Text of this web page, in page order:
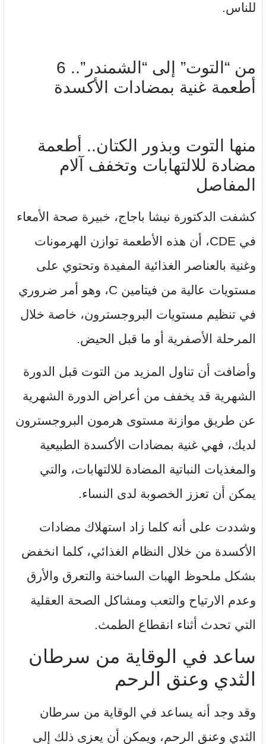
للناس.
من “التوت” إلى “الشمندر”.. 6
أطعمة غنية بمضادات الأكسدة
منها التوت وبذور الكتان.. أطعمة
مضادة للالتهابات وتخفف آلام
المفاصل
كشفت الدكتورة نيشا باجاج، خبيرة صحة الأمعاء
في CDE، أن هذه الأطعمة توازن الهرمونات
وغنية بالعناصر الغذائية المفيدة وتحتوي على
مستويات عالية من فيتامين C، وهو أمر ضروري
في تنظيم مستويات البروجسترون، خاصة خلال
المرحلة الأصفرية أو ما قبل الحيض.
وأضافت أن تناول المزيد من التوت قبل الدورة
الشهرية قد يخفف من أعراض الدورة الشهرية
عن طريق موازنة مستوى هرمون البروجسترون
لديك، فهي غنية بمضادات الأكسدة الطبيعية
والمغذيات النباتية المضادة للالتهابات، والتي
يمكن أن تعزز الخصوبة لدى النساء.
وشددت على أنه كلما زاد استهلاك مضادات
الأكسدة من خلال النظام الغذائي، كلما انخفض
بشكل ملحوظ الهبات الساخنة والتعرق والأرق
وعدم الارتياح والتعب ومشاكل الصحة العقلية
التي تحدث أثناء انقطاع الطمث.
ساعد في الوقاية من سرطان
الثدي وعنق الرحم
وقد وجد أنه يساعد في الوقاية من سرطان
الثدي وعنق الرحم، ويمكن أن يعزى ذلك إلى